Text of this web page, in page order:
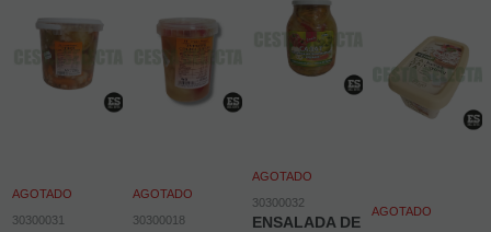
AGOTADO
30300031
AGOTADO
30300018
AGOTADO
30300032
ENSALADA DE
AGOTADO